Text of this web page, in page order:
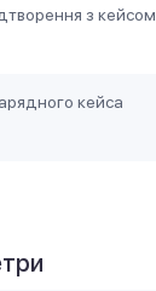
з кейсом
кейса